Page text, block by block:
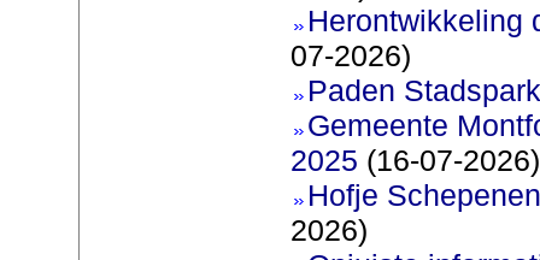
Herontwikkeling
07-2026)
Paden
Gemeente
2025 (16-07-2026)
Hofje
2026)